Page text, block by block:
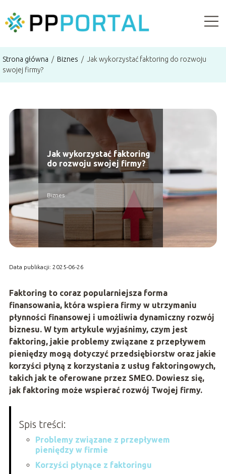
Strona główna / Biznes / Jak wykorzystać faktoring do rozwoju
swojej firmy?
Jak wykorzystać faktoring
do rozwoju swojej firmy?
Biznes
Data publikacji: 2025-06-26
Faktoring to coraz popularniejsza forma
finansowania, która wspiera firmy w utrzymaniu
płynności finansowej i umożliwia dynamiczny rozwój
biznesu. W tym artykule wyjaśnimy, czym jest
faktoring, jakie problemy związane z przepływem
pieniędzy mogą dotyczyć przedsiębiorstw oraz jakie
korzyści płyną z korzystania z usług faktoringowych,
takich jak te oferowane przez SMEO. Dowiesz się,
jak faktoring może wspierać rozwój Twojej firmy.
Spis treści:
Problemy związane z przepływem
pieniędzy w firmie
Korzyści płynące z faktoringu